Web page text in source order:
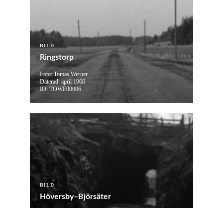
BILD
Ringstorp
Foto: Tomas Werner
Daterad: april 1966
ID: TOWE00006
BILD
Höversby–Björsäter